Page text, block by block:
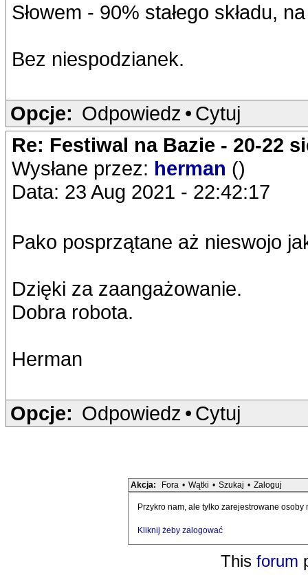
Słowem - 90% stałego składu,
Bez niespodzianek.
Opcje: Odpowiedz • Cytuj
Re: Festiwal na Bazie - 20-22
Wysłane przez: herman ()
Data: 23 Aug 2021 - 22:42:17
Pako posprzątane aż nieswojo
Dzięki za zaangażowanie.
Dobra robota.
Herman
Opcje: Odpowiedz • Cytuj
Akcja: Fora • Wątki • Szukaj • Zaloguj
Przykro nam, ale tylko zarejestrowane osoby
Kliknij żeby zalogować
This forum